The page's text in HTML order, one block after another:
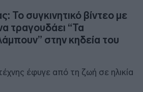
Το συγκινητικό βίντεο με
τραγουδάει “Τα
στην κηδεία του
έφυγε από τη ζωή σε ηλικία